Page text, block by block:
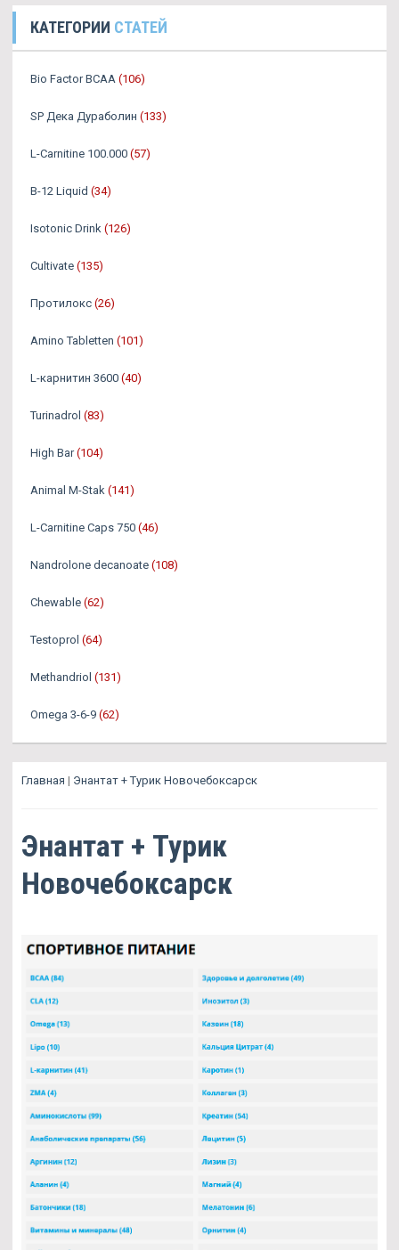
КАТЕГОРИИ СТАТЕЙ
Bio Factor BCAA (106)
SP Дека Дураболин (133)
L-Carnitine 100.000 (57)
B-12 Liquid (34)
Isotonic Drink (126)
Cultivate (135)
Протилокс (26)
Amino Tabletten (101)
L-карнитин 3600 (40)
Turinadrol (83)
High Bar (104)
Animal M-Stak (141)
L-Carnitine Caps 750 (46)
Nandrolone decanoate (108)
Chewable (62)
Testoprol (64)
Methandriol (131)
Omega 3-6-9 (62)
Главная | Энантат + Турик Новочебоксарск
Энантат + Турик
Новочебоксарск